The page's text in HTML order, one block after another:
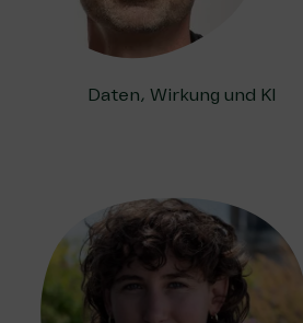
Daten, Wirkung und KI